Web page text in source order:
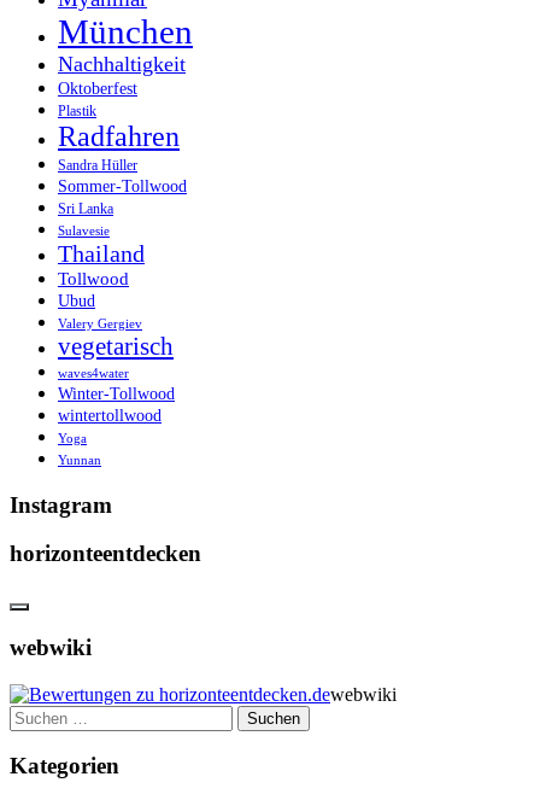
München
Nachhaltigkeit
Oktoberfest
Plastik
Radfahren
Sandra Hüller
Sommer-Tollwood
Sri Lanka
Sulavesie
Thailand
Tollwood
Ubud
Valery Gergiev
vegetarisch
waves4water
Winter-Tollwood
wintertollwood
Yoga
Yunnan
Instagram
horizonteentdecken
webwiki
webwiki
Suchen
nach:
Kategorien